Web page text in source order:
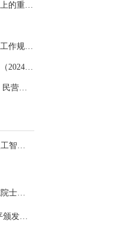
习近平主席在全军高级干部培训班开班式上的重要讲话引领全军开展思想整风、深化政治整训
中共中央办公厅印发《全国党员教育培训工作规划（2024－2028年）》
中共中央国务院印发《乡村全面振兴规划（2024—2027年）》
习近平：民营经济发展前景广阔大有可为 民营企业和民营企业家大显身手正当其时
习近平出席2026世界人工智能大会暨人工智能全球治理高级别会议开幕式并发表主旨讲话
习近平出席国家科学技术奖励大会两院院士大会中国科协第十一次全国代表大会并发表重要讲话
中央军委举行晋升上将军衔仪式 习近平颁发命令状并向晋衔的军官表示祝贺